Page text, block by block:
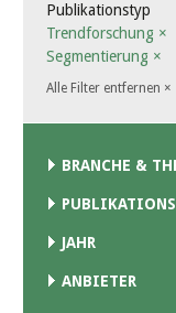
Publikationstyp
Trendforschung ×
Segmentierung ×
Alle Filter entfernen ×
BRANCHE &
JAHR
ANBIETER